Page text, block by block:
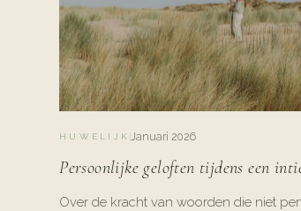
HUWELIJK Januari 2026
Persoonlijke geloften tijdens een
Over de kracht van woorden die niet